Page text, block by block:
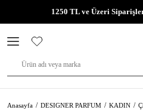
1250 TL ve Üzeri
Anasayfa DESIGNER PARFUM KADIN